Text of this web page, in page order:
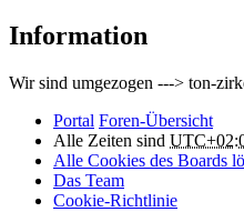
Information
Wir sind umgezogen ---> ton-
Portal Foren-Übersicht
Alle Zeiten sind
Alle Cookies des Boards
Das Team
Cookie-Richtlinie